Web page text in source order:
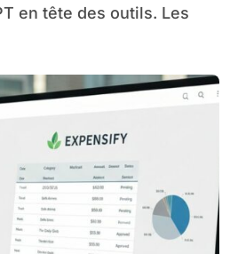
en tête des outils. Les